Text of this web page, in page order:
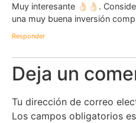
Muy interesante 👌🏻👌🏻.
una muy buena inversión
Responder
Deja un
Tu dirección de correo
Los campos obligatorios